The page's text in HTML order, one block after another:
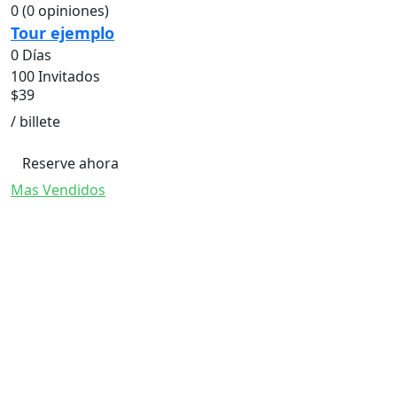
0(0 opiniones)
Tour ejemplo
0 Días
100 Invitados
$39
/ billete
Reserve ahora
Mas Vendidos